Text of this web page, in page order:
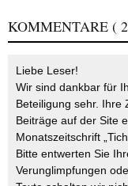
KOMMENTARE (
Liebe Leser!
Wir sind dankbar für
Beteiligung sehr. Ihre
Beiträge auf der Site
Monatszeitschrift
Bitte entwerten Sie
Verunglimpfungen